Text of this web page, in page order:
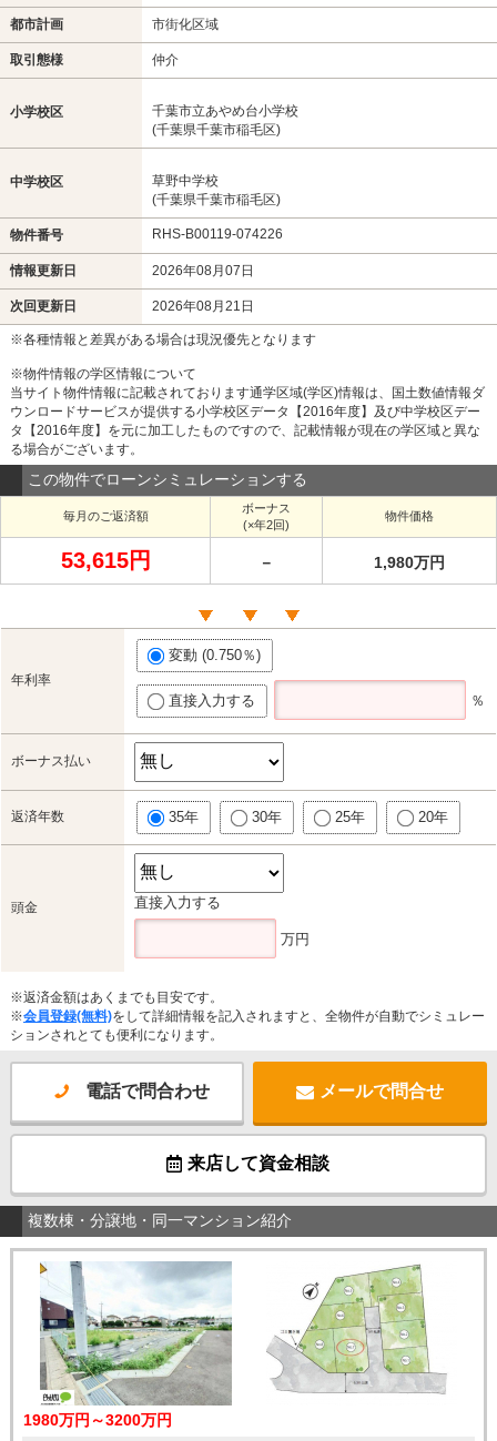
都市計画 市街化区域
取引態様 仲介
小学校区
千葉市立あやめ台小学校
(千葉県千葉市稲毛区)
中学校区
草野中学校
(千葉県千葉市稲毛区)
物件番号 RHS-B00119-074226
情報更新日 2026年08月07日
次回更新日 2026年08月21日
※各種情報と差異がある場合は現況優先となります
※物件情報の学区情報について
当サイト物件情報に記載されております通学区域(学区)情報は、国土数値情報ダ
ウンロードサービスが提供する小学校区データ【2016年度】及び中学校区デー
タ【2016年度】を元に加工したものですので、記載情報が現在の学区域と異な
る場合がございます。
この物件でローンシミュレーションする
毎月のご返済額
ボーナス
(×年2回)
物件価格
53,615円 － 1,980万円
年利率
変動 (0.750％)
直接入力する ％
ボーナス払い
返済年数 35年 30年 25年 20年
頭金 直接入力する
万円
※返済金額はあくまでも目安です。
※会員登録(無料)をして詳細情報を記入されますと、全物件が自動でシミュレー
ションされとても便利になります。
電話で問合わせ メールで問合せ
来店して資金相談
複数棟・分譲地・同一マンション紹介
1980万円～3200万円